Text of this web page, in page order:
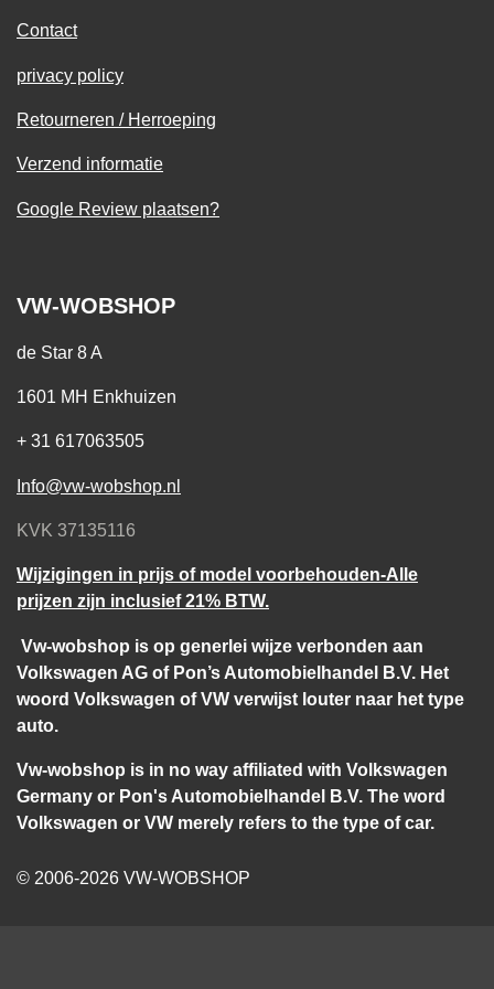
Contact
privacy policy
Retourneren / Herroeping
Verzend informatie
Google Review plaatsen?
VW-WOBSHOP
de Star 8 A
1601 MH Enkhuizen
+ 31 617063505
Info@vw-wobshop.nl
KVK 37135116
Wijzigingen in prijs of model voorbehouden-Alle
prijzen zijn inclusief 21% BTW.
Vw-wobshop is op generlei wijze verbonden aan
Volkswagen AG of Pon’s Automobielhandel B.V. Het
woord Volkswagen of VW verwijst louter naar het type
auto.
Vw-wobshop is in no way affiliated with Volkswagen
Germany or Pon's Automobielhandel B.V. The word
Volkswagen or VW merely refers to the type of car.
© 2006-2026 VW-WOBSHOP